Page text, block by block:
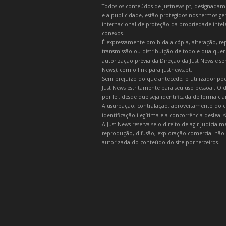
Todos os conteúdos de justnews.pt,
e a publicidade, estão protegidos nos termos
internacional de proteção da propriedade
conexos.
É expressamente proibida a cópia, alteração,
transmissão ou distribuição de todo e
autorização prévia da Direção da Just News e
News), com o link para justnews.pt.
Sem prejuízo do que antecede, o utilizador
Just News estritamente para seu uso pessoal.
por lei, desde que seja identificada de forma
A usurpação, contrafação, aproveitamento do
identificação ilegítima e a concorrência desleal
A Just News reserva-se o direito de agir
reprodução, difusão, exploração comercial
autorizada do conteúdo do site por terceiros.